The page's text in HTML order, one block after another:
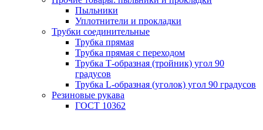
Пыльники
Уплотнители и прокладки
Трубки соединительные
Трубка прямая
Трубка прямая с переходом
Трубка Т-образная (тройник) угол 90
градусов
Трубка L-образная (уголок) угол 90 градусов
Резиновые рукава
ГОСТ 10362